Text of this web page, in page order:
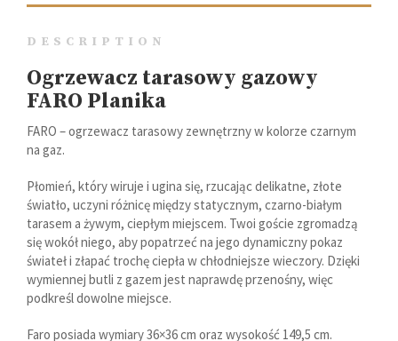
DESCRIPTION
Ogrzewacz tarasowy gazowy
FARO Planika
FARO – ogrzewacz tarasowy zewnętrzny w kolorze czarnym
na gaz.
Płomień, który wiruje i ugina się, rzucając delikatne, złote
światło, uczyni różnicę między statycznym, czarno-białym
tarasem a żywym, ciepłym miejscem. Twoi goście zgromadzą
się wokół niego, aby popatrzeć na jego dynamiczny pokaz
świateł i złapać trochę ciepła w chłodniejsze wieczory. Dzięki
wymiennej butli z gazem jest naprawdę przenośny, więc
podkreśl dowolne miejsce.
Faro posiada wymiary 36×36 cm oraz wysokość 149,5 cm.